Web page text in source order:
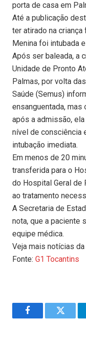
porta de casa em
Até a publicação
ter atirado na
Menina foi intubada
Após ser baleada, a
Unidade de Pronto
Palmas, por volta
Saúde (Semus)
ensanguentada,
após a admissão,
nível de consciência
intubação imediata.
Em menos de 20
transferida para o
do Hospital Geral de
ao tratamento
A Secretaria de
nota, que a paciente
equipe médica.
Veja mais notícias
Fonte: G1 Tocantins
FacebookTwitter